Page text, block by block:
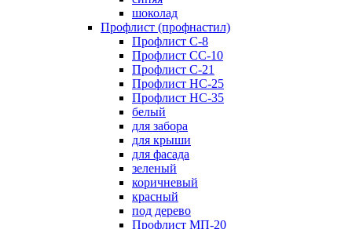
шоколад
Профлист (профнастил)
Профлист С-8
Профлист СС-10
Профлист C-21
Профлист НС-25
Профлист НС-35
белый
для забора
для крыши
для фасада
зеленый
коричневый
красный
под дерево
Профлист МП-20